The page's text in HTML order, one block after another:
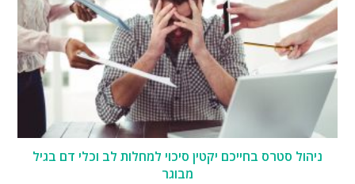
ניהול סטרס בחייכם יקטין סיכוי למחלות לב וכלי דם בגיל
מבוגר